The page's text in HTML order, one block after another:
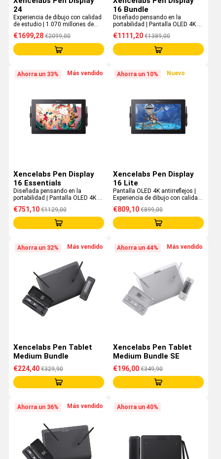
24
Experiencia de dibujo con calidad
de estudio | 1.070 millones de
colores | Validado por Pantone®
y SkinTone™ | 4K UHD
€1699,28 €2099,00
16 Bundle
Diseñado pensando en la
portabilidad | Pantalla OLED 4K de
10 bits | Conexión con un solo
cable | Incluye Quick Keys, Mobile
Easel y Hub Bundle
€1111,20 €1389,00
Ahorra un 33% Más vendido
Xencelabs Pen Display
16 Essentials
Diseñada pensando en la
portabilidad | Pantalla OLED 4K de
cable | 12 mm de grosor
€751,10 €1129,00
Ahorra un 10% Nuevo
Xencelabs Pen Display
16 Lite
Pantalla OLED 4K antirreflejos |
Experiencia de dibujo con calidad
€809,10 €899,00
Ahorra un 32% Más vendido
Xencelabs Pen Tablet
Medium Bundle
€224,40 €329,90
Ahorra un 44% Más vendido
Xencelabs Pen Tablet
Medium Bundle SE
€196,00 €349,90
Ahorra un 36% Más vendido Ahorra un 40%